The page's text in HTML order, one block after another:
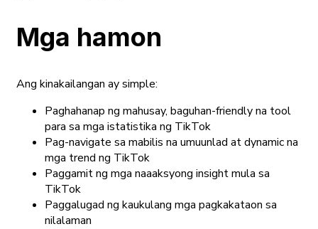
Mga hamon
Ang kinakailangan ay simple:
Paghahanap ng mahusay, baguhan-friendly na tool
para sa mga istatistika ng TikTok
Pag-navigate sa mabilis na umuunlad at dynamic na
mga trend ng TikTok
Paggamit ng mga naaaksyong insight mula sa
TikTok
Paggalugad ng kaukulang mga pagkakataon sa
nilalaman